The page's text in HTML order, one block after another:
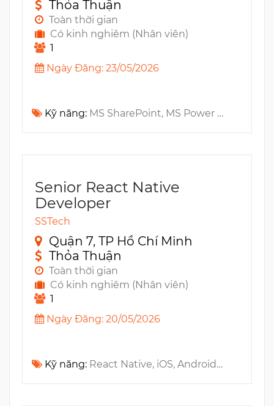
Thỏa Thuận
Toàn thời gian
Có kinh nghiêm (Nhân viên)
1
Ngày Đăng: 23/05/2026
Kỹ năng: MS SharePoint, MS Power Platform, MS SQL, MS Azure, MS Power BI, DAX, MS Power Automate, Copilot
Senior React Native
Developer
SSTech
Quận 7, TP Hồ Chí Minh
Thỏa Thuận
Toàn thời gian
Có kinh nghiêm (Nhân viên)
1
Ngày Đăng: 20/05/2026
Kỹ năng: React Native, iOS, Android, WebSocket, Swift, TypeScript, Objective C, Java, JavaScript, ES6, Redux, Kotlin, GraphQL, RESTful API, fastlane, Mobx, CI/CD, Zustand, GitHub Actions